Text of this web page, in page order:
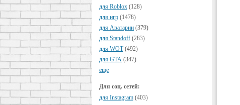
для Roblox (128)
для игр (1478)
для Аватарии (379)
для Standoff (283)
для WOT (492)
для GTA (347)
еще
Для соц. сетей:
для Instagram (403)